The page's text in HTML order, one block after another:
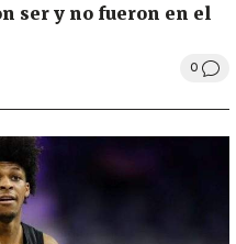
ser y no fueron en el
0